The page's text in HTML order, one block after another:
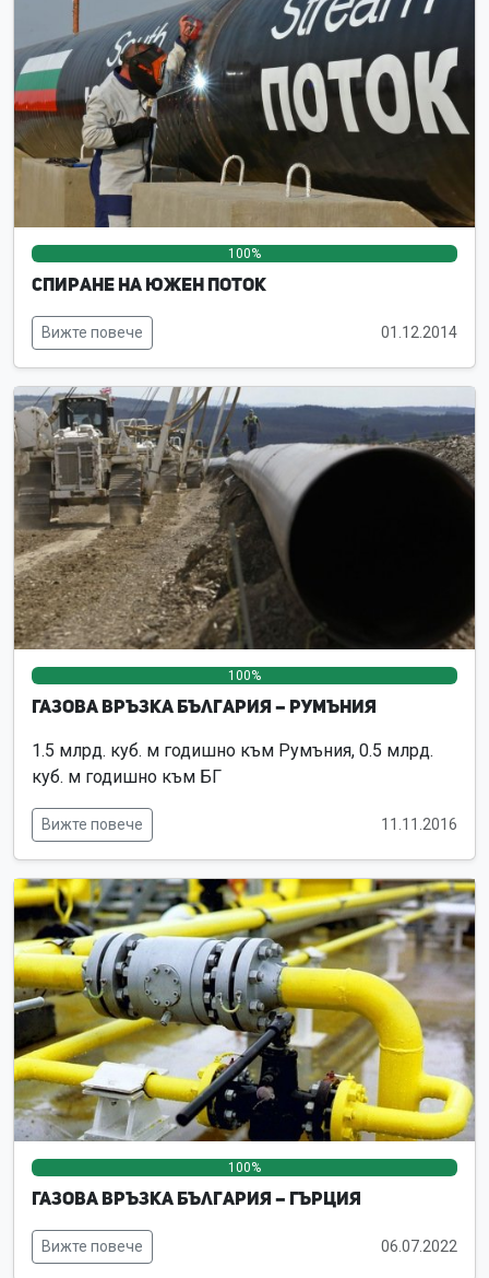
100%
Спиране на Южен поток
Вижте повече 01.12.2014
100%
Газова връзка България – Румъния
1.5 млрд. куб. м годишно към Румъния, 0.5 млрд.
куб. м годишно към БГ
Вижте повече 11.11.2016
100%
Газова връзка България – Гърция
Вижте повече 06.07.2022